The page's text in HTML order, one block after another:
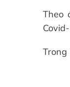
Theo
Trong